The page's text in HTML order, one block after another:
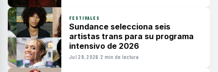
FESTIVALES
Sundance selecciona seis
artistas trans para su programa
intensivo de 2026
Jul 28, 2026 ·2 min de lectura